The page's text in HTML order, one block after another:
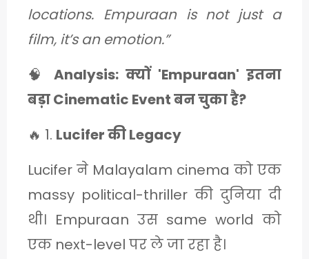
locations. Empuraan is not just a
film, it’s an emotion.”
🧠 Analysis: क्यों 'Empuraan' इतना
बड़ा Cinematic Event बन चुका है?
🔥 1. Lucifer की Legacy
Lucifer ने Malayalam cinema को एक
massy political-thriller की दुनिया दी
थी। Empuraan उस same world को
एक next-level पर ले जा रहा है।